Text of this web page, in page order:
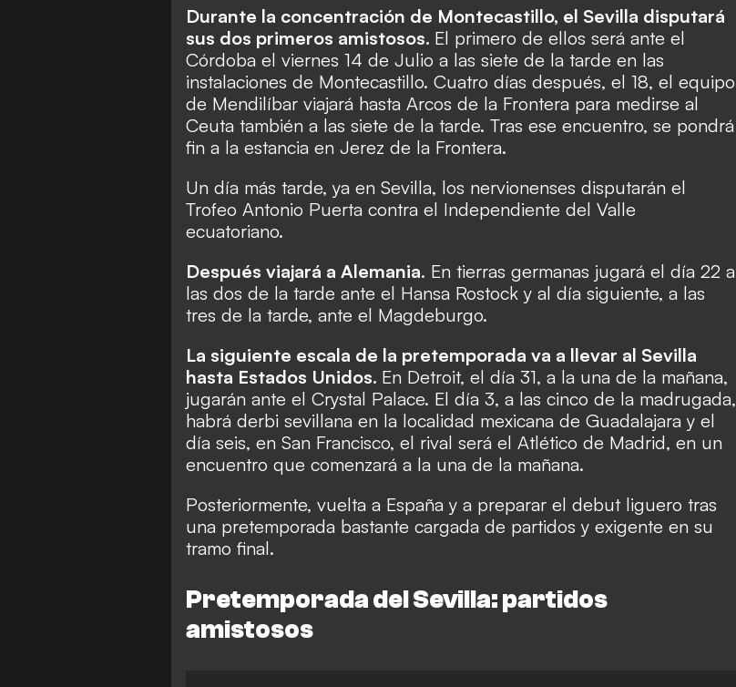
Durante la concentración de Montecastillo, el Sevilla disputará
sus dos primeros amistosos. El primero de ellos será ante el
Córdoba el viernes 14 de Julio a las siete de la tarde en las
instalaciones de Montecastillo. Cuatro días después, el 18, el equipo
de Mendilíbar viajará hasta Arcos de la Frontera para medirse al
Ceuta también a las siete de la tarde. Tras ese encuentro, se pondrá
fin a la estancia en Jerez de la Frontera.
Un día más tarde, ya en Sevilla, los nervionenses disputarán el
Trofeo Antonio Puerta contra el Independiente del Valle
ecuatoriano.
Después viajará a Alemania. En tierras germanas jugará el día 22 a
las dos de la tarde ante el Hansa Rostock y al día siguiente, a las
tres de la tarde, ante el Magdeburgo.
La siguiente escala de la pretemporada va a llevar al Sevilla
hasta Estados Unidos. En Detroit, el día 31, a la una de la mañana,
jugarán ante el Crystal Palace. El día 3, a las cinco de la madrugada,
habrá derbi sevillana en la localidad mexicana de Guadalajara y el
día seis, en San Francisco, el rival será el Atlético de Madrid, en un
encuentro que comenzará a la una de la mañana.
Posteriormente, vuelta a España y a preparar el debut liguero tras
una pretemporada bastante cargada de partidos y exigente en su
tramo final.
Pretemporada del Sevilla: partidos
amistosos